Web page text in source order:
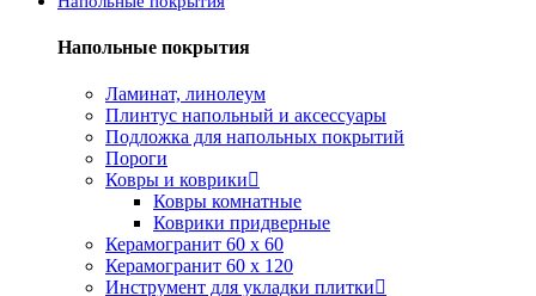
Напольные покрытия
Ламинат, линолеум
Плинтус напольный и аксессуары
Подложка для напольных покрытий
Пороги
Ковры и коврики
Ковры комнатные
Коврики придверные
Керамогранит 60 х 60
Керамогранит 60 х 120
Инструмент для укладки плитки